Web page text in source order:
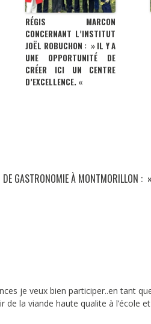
RÉGIS MARCON
CONCERNANT L’INSTITUT
JOËL ROBUCHON : » IL Y A
UNE OPPORTUNITÉ DE
CRÉER ICI UN CENTRE
D’EXCELLENCE. «
GASTRONOMIE À MONTMORILLON :
je veux bien participer..en tant
la viande haute qualite à l’école